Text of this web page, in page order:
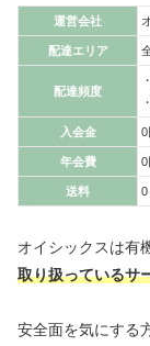
運営会社
配達エリア
配達頻度
入会金 0
年会費 0
送料 0
オイシックスは有
取り扱っているサ
安全面を気にする